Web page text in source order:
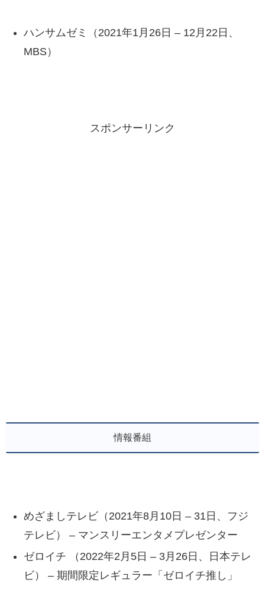
ハンサムゼミ（2021年1月26日 – 12月22日、
MBS）
スポンサーリンク
情報番組
めざましテレビ（2021年8月10日 – 31日、フジ
テレビ） – マンスリーエンタメプレゼンター
ゼロイチ （2022年2月5日 – 3月26日、日本テレ
ビ） – 期間限定レギュラー「ゼロイチ推し」